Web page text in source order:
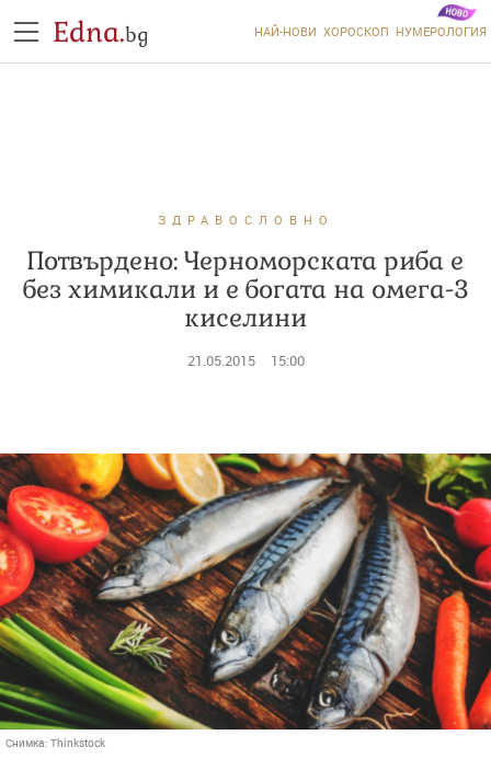
Edna.bg НАЙ-НОВИ ХОРОСКОП НУМЕРОЛОГИЯ
ЗДРАВОСЛОВНО
Потвърдено: Черноморската риба е
без химикали и е богата на омега-3
киселини
21.05.2015 15:00
Снимка: Thinkstock